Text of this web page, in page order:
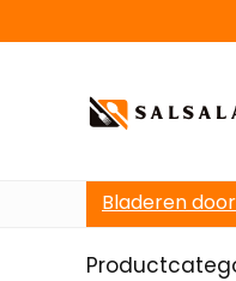
Bladeren